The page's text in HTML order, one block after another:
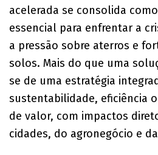
acelerada se consolida
essencial para enfrentar a
a pressão sobre aterros e
solos. Mais do que uma
se de uma estratégia
sustentabilidade, eficiência
de valor, com impactos
cidades, do agronegócio e